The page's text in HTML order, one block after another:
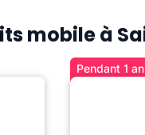
mobile à
Pendant 1